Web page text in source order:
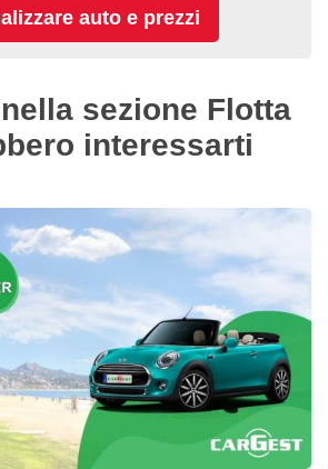
sezione Flotta
interessarti